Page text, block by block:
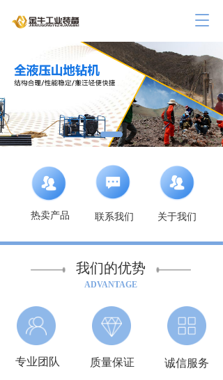
T
g
l
e
n
a
v
i
热卖产品 联系我们 关于我们
我们的优势
ADVANTAGE
专业团队 质量保证 诚信服务